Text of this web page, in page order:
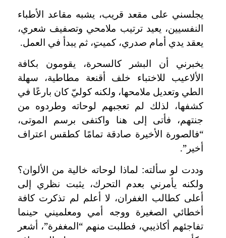
يجلسني على مقعد قريب، يشبه مقاعد الأطباء
النفسيين، يعيد ترتيب ملامحي وتصفيف شعري،
يعقد يدي أمام صدري، كميت، ثم يبدأ في العمل.
يخبرني أن البشر كالسحرة، يقومون بكافة
الألاعيب للاختباء خلف أقنعة مطاطية، سهلة
الطي وتعديل ملامحها، ولكنه كوليّ كان بارعًا في
كشفها، لذلك لم تعجبهم لوحاته وطردوه من
جنتهم، فأتى إلى هنا واكتفى برسم الموتى،
“فالصورة الأخيرة صادقة تمامًا كطقس اعتراف
أخير”.
وددت لو سألته: لماذا لوحاته خالية من الألوان؟
ولكنه يأمرني بعدم التحرك، يثبت نظري إلى
أعلى كطالب الغفران، لا أعلم لم تذكرت كافة
أخطائي الصغيرة ووجه أمي ومعلميني حينما
تفاجئهم أكاذيبي، فطلبت منهم “المغفرة”، أشعر